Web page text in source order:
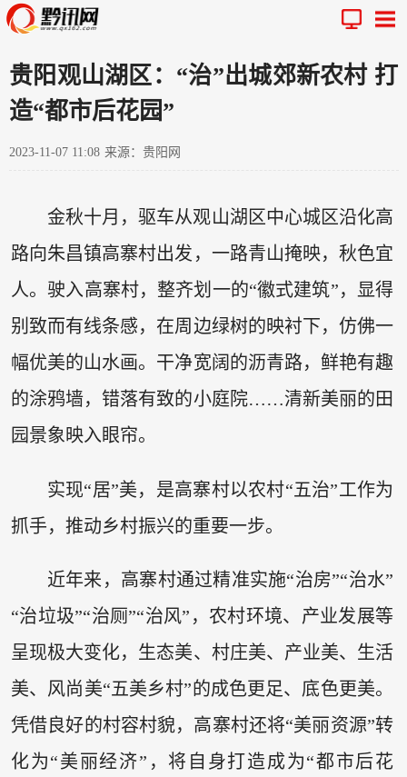
贵阳观山湖区：“治”出城郊新农村 打
造“都市后花园”
2023-11-07 11:08 来源：贵阳网
金秋十月，驱车从观山湖区中心城区沿化高
路向朱昌镇高寨村出发，一路青山掩映，秋色宜
人。驶入高寨村，整齐划一的“徽式建筑”，显得
别致而有线条感，在周边绿树的映衬下，仿佛一
幅优美的山水画。干净宽阔的沥青路，鲜艳有趣
的涂鸦墙，错落有致的小庭院……清新美丽的田
园景象映入眼帘。
实现“居”美，是高寨村以农村“五治”工作为
抓手，推动乡村振兴的重要一步。
近年来，高寨村通过精准实施“治房”“治水”
“治垃圾”“治厕”“治风”，农村环境、产业发展等
呈现极大变化，生态美、村庄美、产业美、生活
美、风尚美“五美乡村”的成色更足、底色更美。
凭借良好的村容村貌，高寨村还将“美丽资源”转
化为“美丽经济”，将自身打造成为“都市后花